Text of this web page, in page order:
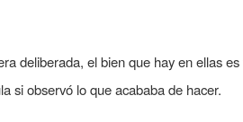
deliberada, el bien que hay en ellas
si observó lo que acababa de hacer.